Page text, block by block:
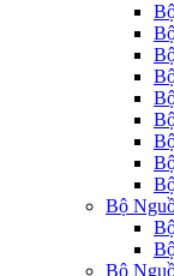
Bộ
Bộ